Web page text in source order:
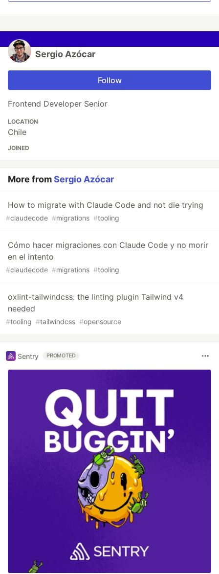
Sergio Azócar
Follow
Frontend Developer Senior
LOCATION
Chile
JOINED
More fromSergio Azócar
How to migrate with Claude Code and not die trying
#claudecode #migrations #tooling
Cómo hacer migraciones con Claude Code y no morir
en el intento
#claudecode #migrations #tooling
oxlint-tailwindcss: the linting plugin Tailwind v4
needed
#tooling #tailwindcss #opensource
Sentry PROMOTED